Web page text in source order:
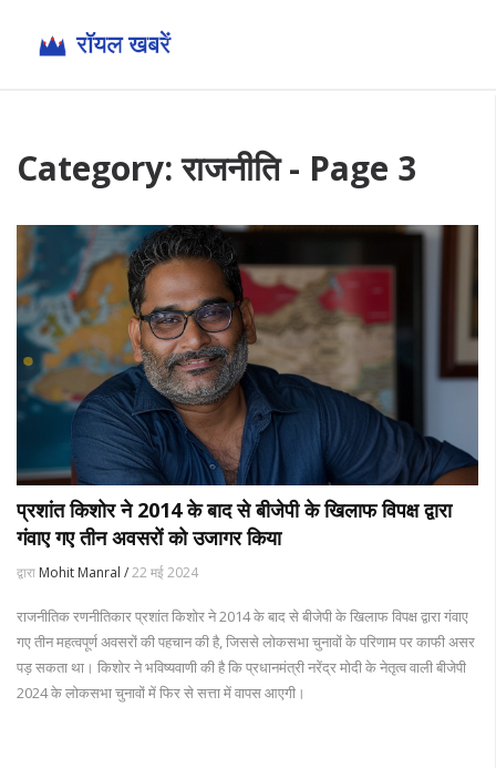
Category: राजनीति - Page 3
प्रशांत किशोर ने 2014 के बाद से बीजेपी के खिलाफ विपक्ष द्वारा
गंवाए गए तीन अवसरों को उजागर किया
द्वारा Mohit Manral /22 मई 2024
राजनीतिक रणनीतिकार प्रशांत किशोर ने 2014 के बाद से बीजेपी के खिलाफ विपक्ष द्वारा गंवाए
गए तीन महत्वपूर्ण अवसरों की पहचान की है, जिससे लोकसभा चुनावों के परिणाम पर काफी असर
पड़ सकता था। किशोर ने भविष्यवाणी की है कि प्रधानमंत्री नरेंद्र मोदी के नेतृत्व वाली बीजेपी
2024 के लोकसभा चुनावों में फिर से सत्ता में वापस आएगी।